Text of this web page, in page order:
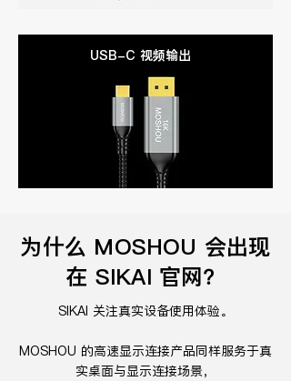
USB-C 视频输出
为什么 MOSHOU 会出现
在 SIKAI 官网？
SIKAI 关注真实设备使用体验。
MOSHOU 的高速显示连接产品同样服务于真
实桌面与显示连接场景，